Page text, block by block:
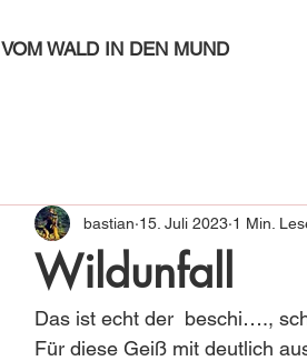
VOM WALD IN DEN MUND
Wildunfall
bastian 15. Juli 2023 1 Min.
Das ist echt der  beschi….,
Für diese Geiß mit deutlich